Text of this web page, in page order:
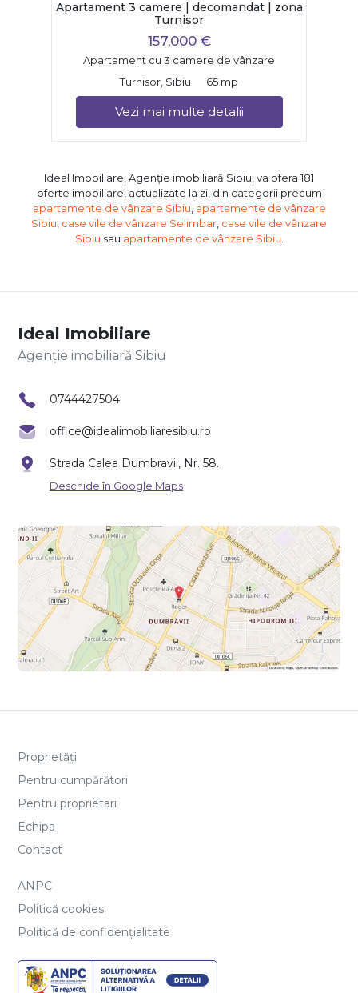
Apartament 3 camere | decomandat | zona
Turnisor
157,000 €
Apartament cu 3 camere de vânzare
Turnisor, Sibiu
65 mp
Vezi mai multe detalii
Ideal Imobiliare, Agenție imobiliară Sibiu, va ofera 181
oferte imobiliare, actualizate la zi, din categorii precum
apartamente de vânzare Sibiu apartamente de vânzare
Sibiu case vile de vânzare Selimbar case vile de vânzare
Sibiu sau apartamente de vânzare Sibiu
Ideal Imobiliare
Agenție imobiliară Sibiu
0744427504
office@idealimobiliaresibiu.ro
Strada Calea Dumbravii, Nr. 58.
Deschide în Google Maps
Proprietăți
Pentru cumpărători
Pentru proprietari
Echipa
Contact
ANPC
Politică cookies
Politică de confidențialitate